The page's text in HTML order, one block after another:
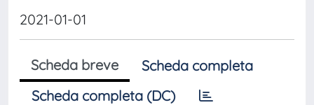
2021-01-01
Scheda breve
Scheda completa
Scheda completa (DC)